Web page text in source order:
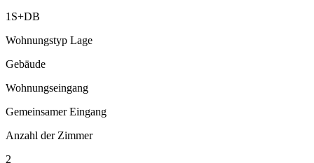
1S+DB
Wohnungstyp Lage
Gebäude
Wohnungseingang
Gemeinsamer Eingang
Anzahl der Zimmer
2